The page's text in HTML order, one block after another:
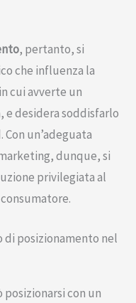
, pertanto, si
che influenza la
cui avverte un
e desidera soddisfarlo
un’adeguata
dunque, si
privilegiata al
di posizionamento nel
con un